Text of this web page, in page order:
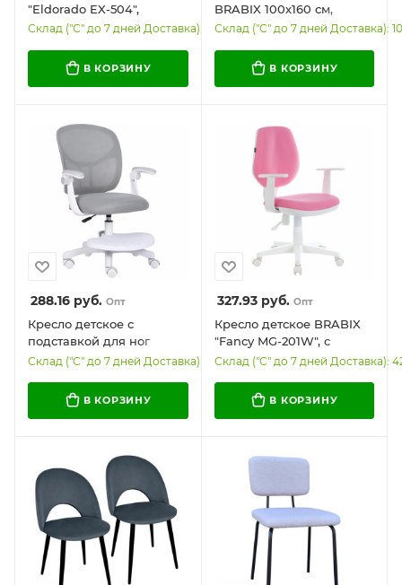
"Eldorado EX-504",
экокожа, коричневое,
Склад ("С" до 7 дней Доставка): 2
В КОРЗИНУ
BRABIX 100х160 см,
АЛЮМИНИЙ, цвет
Склад ("С" до 7 дней Доставка):
В КОРЗИНУ
288.16 руб. Опт
Кресло детское с
подставкой для ног
BRABIX "Toy MG-205",
Склад ("С" до 7 дней Доставка): 340
В КОРЗИНУ
327.93руб. Опт
Кресло детское BRABIX
"Fancy MG-201W", с
подлокотниками,
532409, MG-201W_532409
Склад ("С" до 7 дней Доставка):
В КОРЗИНУ